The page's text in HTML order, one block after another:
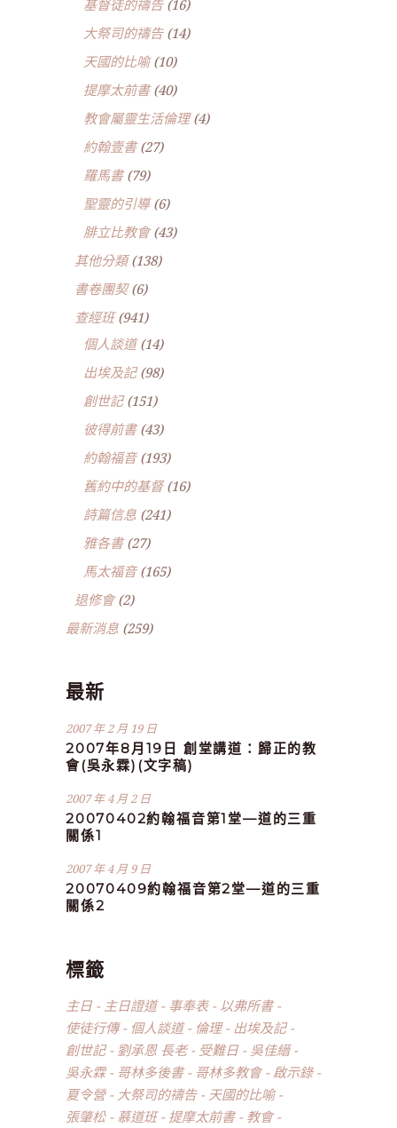
基督徒的禱告(16)
大祭司的禱告(14)
天國的比喻(10)
提摩太前書(40)
教會屬靈生活倫理(4)
約翰壹書(27)
羅馬書(79)
聖靈的引導(6)
腓立比教會(43)
其他分類(138)
書卷團契(6)
查經班(941)
個人談道(14)
出埃及記(98)
創世記(151)
彼得前書(43)
約翰福音(193)
舊約中的基督(16)
詩篇信息 (241)
雅各書(27)
馬太福音(165)
退修會(2)
最新消息 (259)
最新
2007 年 2 月 19 日
2007年8月19日 創堂講道：歸正的教
會(吳永霖)(文字稿)
2007 年 4 月 2 日
20070402約翰福音第1堂—道的三重
關係1
2007 年 4 月 9 日
20070409約翰福音第2堂—道的三重
關係2
標籤
主日 主日證道 事奉表
以弗所書
使徒行傳
個人談道 倫理
出埃及記
創世記
劉承恩 長老 受難日
吳佳縉
吳永霖
哥林多後書 哥林多教會
啟示錄
夏令營
大祭司的禱告
天國的比喻
張肇松
慕道班 提摩太前書
教會